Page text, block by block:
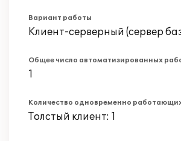
Вариант работы
Клиент-серверный (сервер
Общее число автоматизированных
1
Количество одновременно
Толстый клиент: 1